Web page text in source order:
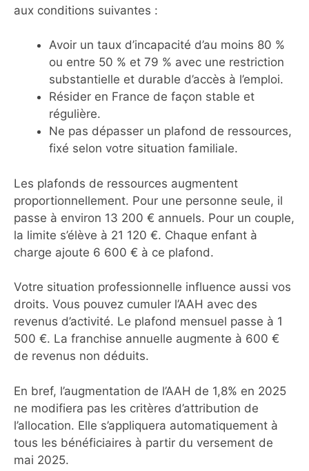
aux conditions suivantes :
Avoir un taux d’incapacité d’au moins 80 %
ou entre 50 % et 79 % avec une restriction
substantielle et durable d’accès à l’emploi.
Résider en France de façon stable et
régulière.
Ne pas dépasser un plafond de ressources,
fixé selon votre situation familiale.
Les plafonds de ressources augmentent
proportionnellement. Pour une personne seule, il
passe à environ 13 200 € annuels. Pour un couple,
la limite s’élève à 21 120 €. Chaque enfant à
charge ajoute 6 600 € à ce plafond.
Votre situation professionnelle influence aussi vos
droits. Vous pouvez cumuler l’AAH avec des
revenus d’activité. Le plafond mensuel passe à 1
500 €. La franchise annuelle augmente à 600 €
de revenus non déduits.
En bref, l’augmentation de l’AAH de 1,8% en 2025
ne modifiera pas les critères d’attribution de
l’allocation. Elle s’appliquera automatiquement à
tous les bénéficiaires à partir du versement de
mai 2025.